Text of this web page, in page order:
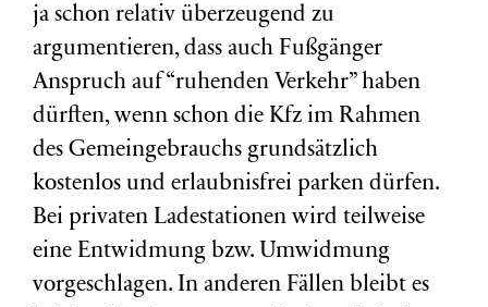
ja schon relativ überzeugend zu
argumentieren, dass auch Fußgänger
Anspruch auf “ruhenden Verkehr” haben
dürften, wenn schon die Kfz im Rahmen
des Gemeingebrauchs grundsätzlich
kostenlos und erlaubnisfrei parken dürfen.
Bei privaten Ladestationen wird teilweise
eine Entwidmung bzw. Umwidmung
vorgeschlagen. In anderen Fällen bleibt es